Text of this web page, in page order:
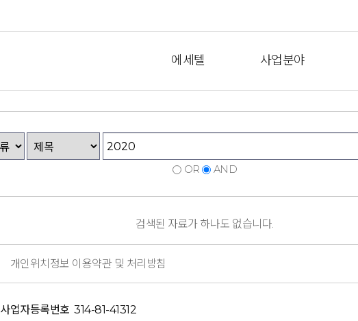
에세텔 사업분야
OR AND
검색된 자료가 하나도 없습니다.
개인위치정보 이용약관 및 처리방침
사업자등록번호 314-81-41312